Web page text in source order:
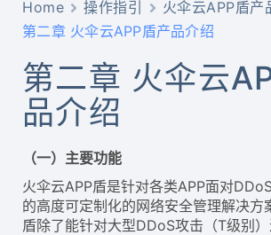
Home 操作指引
火伞云APP盾产
第二章 火伞云APP盾产品介绍
第二章 火伞云
品介绍
（一）主要功能
火伞云APP盾是针对各类APP面对
的高度可定制化的网络安全管理解决方
盾除了能针对大型DDoS攻击（T级别